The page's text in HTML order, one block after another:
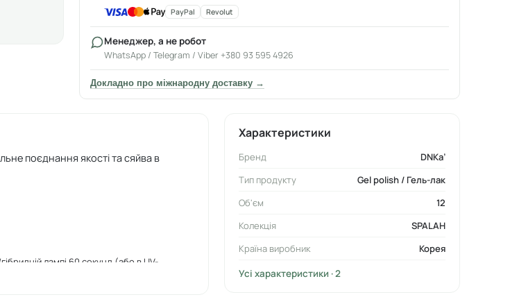
PayPal Revolut
Менеджер, а не робот
WhatsApp / Telegram / Viber +380 93 595 4926
Докладно про міжнародну доставку →
поєднання якості та сяйва в
лампі 60 секунд (або в UV-
Характеристики
Бренд
DNKa’
Тип продукту
Gel polish / Гель-лак
Об'єм
12
Колекція
SPALAH
Країна виробник
Корея
Усі характеристики · 2